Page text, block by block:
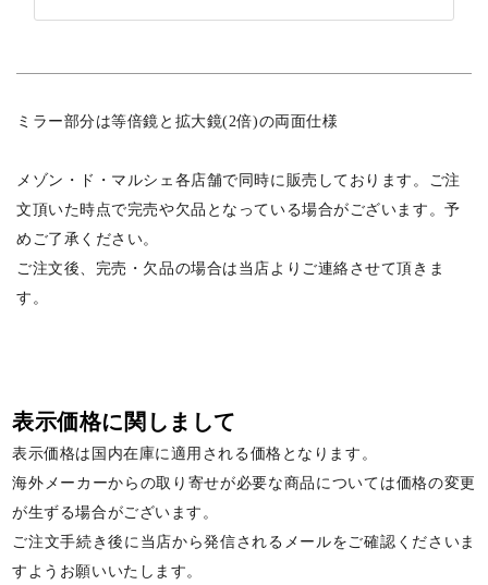
ミラー部分は等倍鏡と拡大鏡(2倍)の両面仕様
メゾン・ド・マルシェ各店舗で同時に販売しております。ご注
文頂いた時点で完売や欠品となっている場合がございます。予
めご了承ください。
ご注文後、完売・欠品の場合は当店よりご連絡させて頂きま
す。
表示価格に関しまして
表示価格は国内在庫に適用される価格となります。
海外メーカーからの取り寄せが必要な商品については価格の変更
が生ずる場合がございます。
ご注文手続き後に当店から発信されるメールをご確認くださいま
すようお願いいたします。